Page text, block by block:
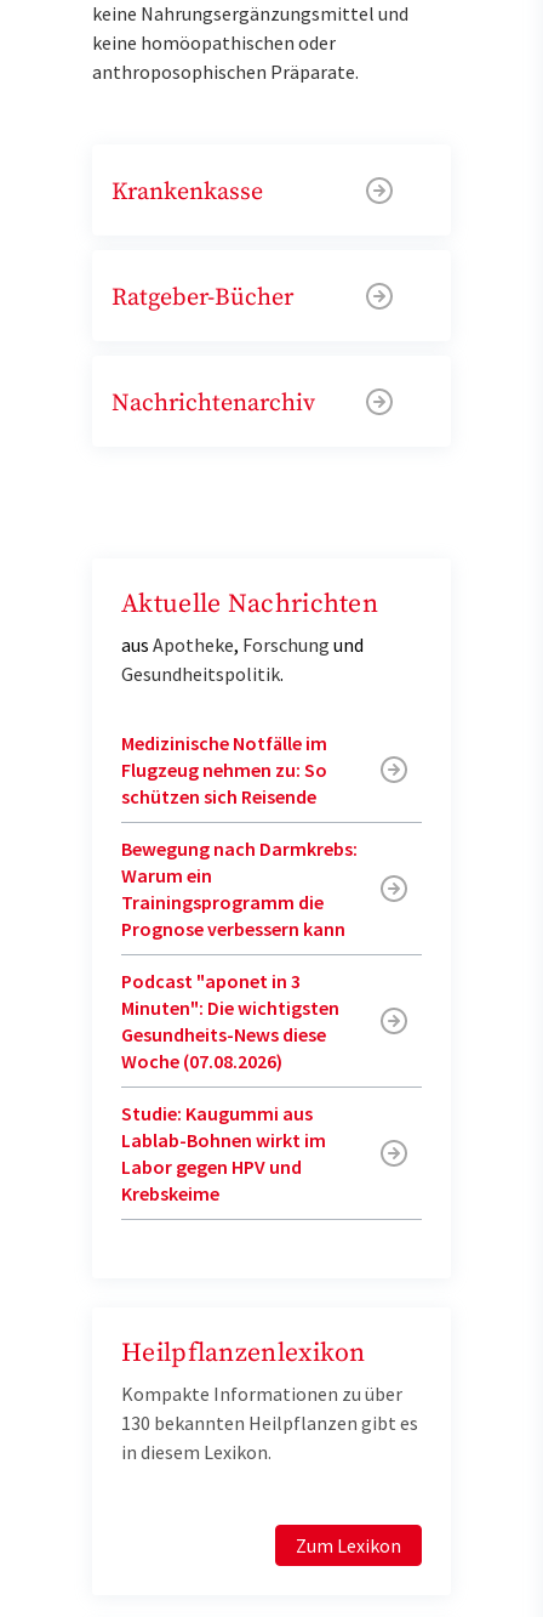
keine Nahrungsergänzungsmittel und
keine homöopathischen oder
anthroposophischen Präparate.
Krankenkasse
Ratgeber-Bücher
Nachrichtenarchiv
Aktuelle Nachrichten
aus Apotheke, Forschung und
Gesundheitspolitik.
Medizinische Notfälle im
Flugzeug nehmen zu: So
schützen sich Reisende
Bewegung nach Darmkrebs:
Warum ein
Trainingsprogramm die
Prognose verbessern kann
Podcast "aponet in 3
Minuten": Die wichtigsten
Gesundheits-News diese
Woche (07.08.2026)
Studie: Kaugummi aus
Lablab-Bohnen wirkt im
Labor gegen HPV und
Krebskeime
Heilpflanzenlexikon
Kompakte Informationen zu über
130 bekannten Heilpflanzen gibt es
in diesem Lexikon.
Zum Lexikon